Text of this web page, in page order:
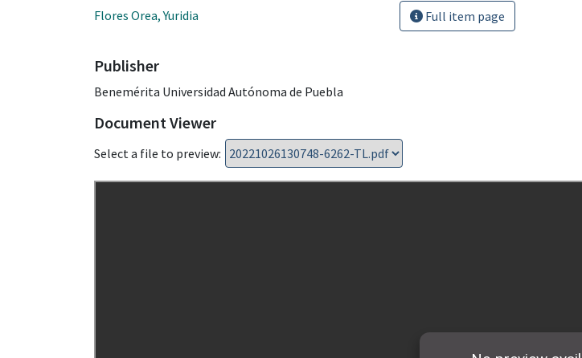
Flores Orea, Yuridia
Publisher
Benemérita Universidad Autónoma de Puebla
Full item page
Document Viewer
Select a file to preview: